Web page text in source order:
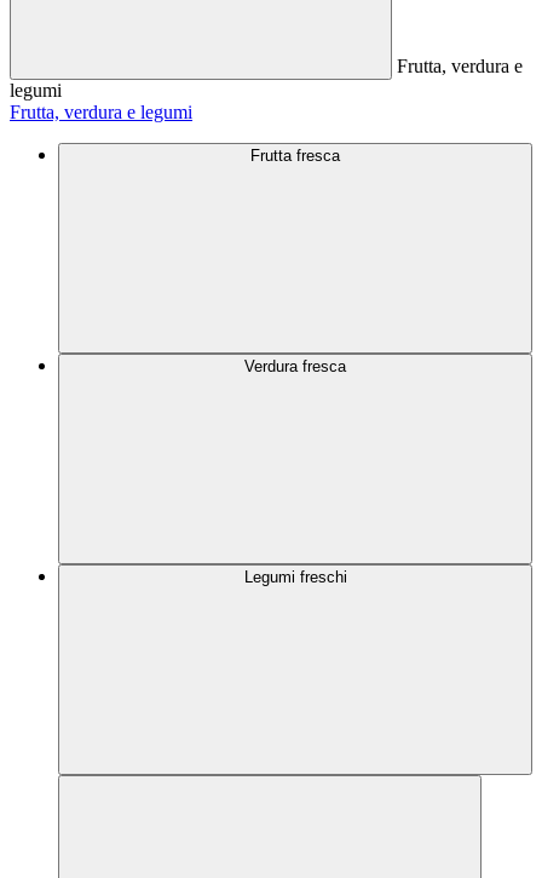
Frutta, verdura e
legumi
Frutta, verdura e legumi
Frutta fresca
Verdura fresca
Legumi freschi